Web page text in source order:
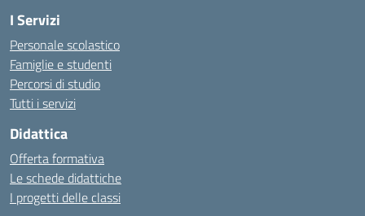
I Servizi
Personale scolastico
Famiglie e studenti
Percorsi di studio
Tutti i servizi
Didattica
Offerta formativa
Le schede didattiche
I progetti delle classi